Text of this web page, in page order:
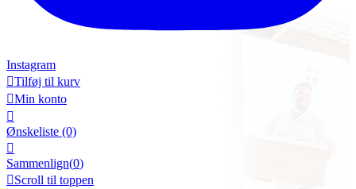
Instagram
Tilføj til kurv
Min konto

Ønskeliste (0)

Sammenlign(0)
Scroll til toppen